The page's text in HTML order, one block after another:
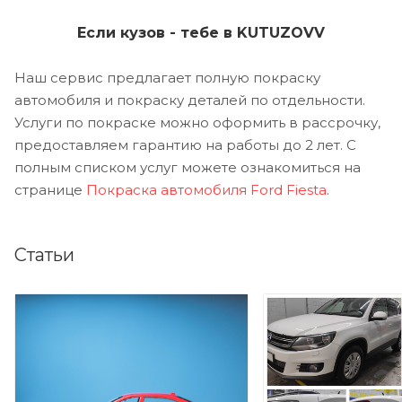
Если кузов - тебе в KUTUZOVV
Наш сервис предлагает полную покраску
автомобиля и покраску деталей по отдельности.
Услуги по покраске можно оформить в рассрочку,
предоставляем гарантию на работы до 2 лет. С
полным списком услуг можете ознакомиться на
странице Покраска автомобиля Ford Fiesta.
Статьи